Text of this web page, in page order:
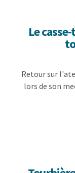
Le
Retour sur
lors de son